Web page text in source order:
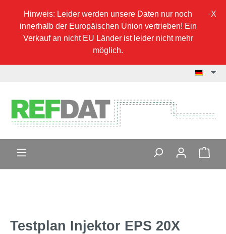
Hinweis: Leider werden unsere Daten nur noch
innerhalb der Europäischen Union vertrieben! Ein
Verkauf an nicht EU Länder ist leider nicht mehr
möglich.
Testplan Injektor EPS 20X